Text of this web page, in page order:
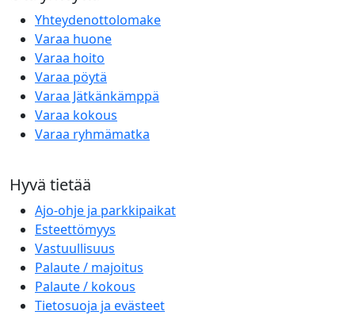
Yhteydenottolomake
Varaa huone
Varaa hoito
Varaa pöytä
Varaa Jätkänkämppä
Varaa kokous
Varaa ryhmämatka
Hyvä tietää
Ajo-ohje ja parkkipaikat
Esteettömyys
Vastuullisuus
Palaute / majoitus
Palaute / kokous
Tietosuoja ja evästeet